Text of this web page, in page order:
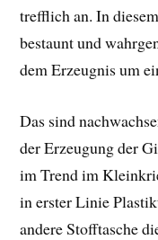
trefflich an. In
bestaunt und
dem Erzeugnis um
Das sind
der Erzeugung der
im Trend im
in erster Linie
andere Stofftasche